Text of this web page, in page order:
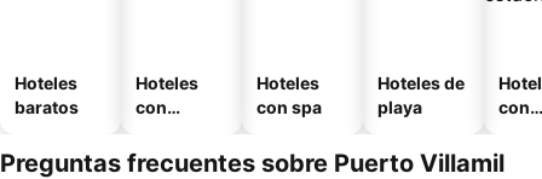
Hoteles
baratos
Hoteles
con
Hoteles
con spa
Hoteles de
playa
con
Preguntas frecuentes sobre Puerto Villamil